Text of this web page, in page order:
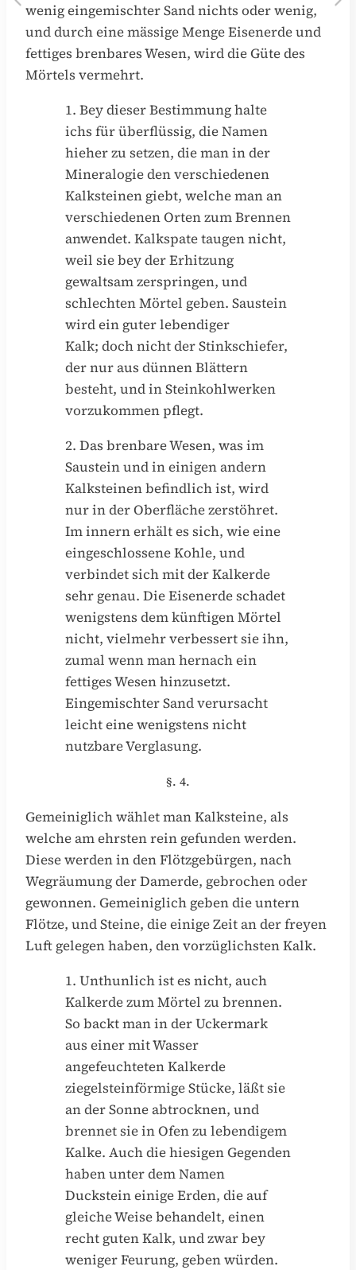
wenig eingemischter Sand nichts oder wenig,
und durch eine mässige Menge Eisenerde und
fettiges brenbares Wesen, wird die Güte des
Mörtels vermehrt.
1. Bey dieser Bestimmung halte
ichs für überflüssig, die Namen
hieher zu setzen, die man in der
Mineralogie den verschiedenen
Kalksteinen giebt, welche man an
verschiedenen Orten zum Brennen
anwendet. Kalkspate taugen nicht,
weil sie bey der Erhitzung
gewaltsam zerspringen, und
schlechten Mörtel geben. Saustein
wird ein guter lebendiger
Kalk; doch nicht der Stinkschiefer,
der nur aus dünnen Blättern
besteht, und in Steinkohlwerken
vorzukommen pflegt.
2. Das brenbare Wesen, was im
Saustein und in einigen andern
Kalksteinen befindlich ist, wird
nur in der Oberfläche zerstöhret.
Im innern erhält es sich, wie eine
eingeschlossene Kohle, und
verbindet sich mit der Kalkerde
sehr genau. Die Eisenerde schadet
wenigstens dem künftigen Mörtel
nicht, vielmehr verbessert sie ihn,
zumal wenn man hernach ein
fettiges Wesen hinzusetzt.
Eingemischter Sand verursacht
leicht eine wenigstens nicht
nutzbare Verglasung.
§. 4.
Gemeiniglich wählet man Kalksteine, als
welche am ehrsten rein gefunden werden.
Diese werden in den Flötzgebürgen, nach
Wegräumung der Damerde, gebrochen oder
gewonnen. Gemeiniglich geben die untern
Flötze, und Steine, die einige Zeit an der freyen
Luft gelegen haben, den vorzüglichsten Kalk.
1. Unthunlich ist es nicht, auch
Kalkerde zum Mörtel zu brennen.
So backt man in der Uckermark
aus einer mit Wasser
angefeuchteten Kalkerde
ziegelsteinförmige Stücke, läßt sie
an der Sonne abtrocknen, und
brennet sie in Ofen zu lebendigem
Kalke. Auch die hiesigen Gegenden
haben unter dem Namen
Duckstein einige Erden, die auf
gleiche Weise behandelt, einen
recht guten Kalk, und zwar bey
weniger Feurung, geben würden.